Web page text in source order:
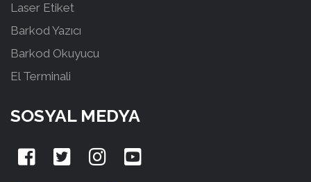
Laser Etiket
Barkod Yazıcı
Barkod Okuyucu
El Terminali
SOSYAL MEDYA